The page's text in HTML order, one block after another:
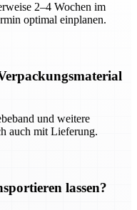
2–4 Wochen im
optimal einplanen.
und weitere
auch mit Lieferung.
lassen?